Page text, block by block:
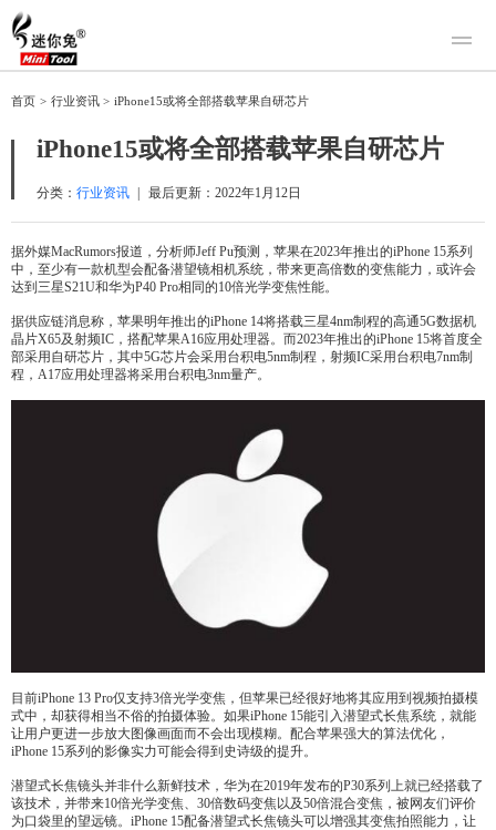
产品
迷你兔分区向导
下载
购买
帮助中心
关于我们
关于迷你兔
联系我们
首页 > 行业资讯 > iPhone15或将全部搭载苹果自研芯片
iPhone15或将全部搭载苹果自研芯片
分类： 行业资讯 最后更新： 2022年1月12日
据外媒MacRumors报道，分析师Jeff Pu预测，苹果在2023年推出的iPhone 15系列
中，至少有一款机型会配备潜望镜相机系统，带来更高倍数的变焦能力，或许会
达到三星S21U和华为P40 Pro相同的10倍光学变焦性能。
据供应链消息称，苹果明年推出的iPhone 14将搭载三星4nm制程的高通5G数据机
晶片X65及射频IC，搭配苹果A16应用处理器。而2023年推出的iPhone 15将首度全
部采用自研芯片，其中5G芯片会采用台积电5nm制程，射频IC采用台积电7nm制
程，A17应用处理器将采用台积电3nm量产。
目前iPhone 13 Pro仅支持3倍光学变焦，但苹果已经很好地将其应用到视频拍摄模
式中，却获得相当不俗的拍摄体验。如果iPhone 15能引入潜望式长焦系统，就能
让用户更进一步放大图像画面而不会出现模糊。配合苹果强大的算法优化，
iPhone 15系列的影像实力可能会得到史诗级的提升。
潜望式长焦镜头并非什么新鲜技术，华为在2019年发布的P30系列上就已经搭载了
该技术，并带来10倍光学变焦、30倍数码变焦以及50倍混合变焦，被网友们评价
为口袋里的望远镜。iPhone 15配备潜望式长焦镜头可以增强其变焦拍照能力，让